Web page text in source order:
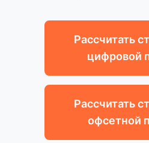
Рассчитать
цифровой
Рассчитать
офсетной